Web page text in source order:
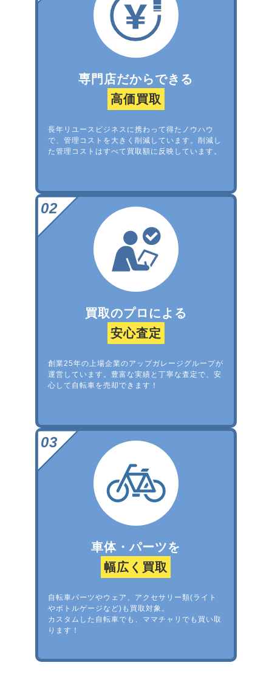
専門店だからできる
高価買取
長年リユースビジネスに携わって得たノウハウ
で、管理コストを大きく削減しています。削減し
た管理コストはすべて買取額に反映しています。
買取のプロによる
安心査定
創業25年の上場企業のアップガレージグループが
運営しています。豊富な実績と丁寧な査定で、安
心して自転車を売却できます！
車体・パーツを
幅広く買取
自転車パーツやウェア、アクセサリー類(ライト
やボトルゲージなど)も買取対象。
カスタムした自転車でも、ママチャリでも買い取
ります！